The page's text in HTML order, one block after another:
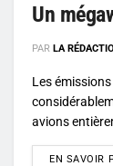
Un
PAR LA
Les
avions
EN SAVOIR